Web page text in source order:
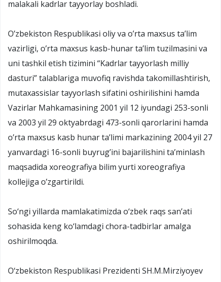
malakali kadrlar tayyorlay boshladi.
O’zbekiston Respublikasi oliy va o’rta maxsus ta’lim
vazirligi, o’rta maxsus kasb-hunar ta’lim tuzilmasini va
uni tashkil etish tizimini “Kadrlar tayyorlash milliy
dasturi” talablariga muvofiq ravishda takomillashtirish,
mutaxassislar tayyorlash sifatini oshirilishini hamda
Vazirlar Mahkamasining 2001 yil 12 iyundagi 253-sonli
va 2003 yil 29 oktyabrdagi 473-sonli qarorlarini hamda
o’rta maxsus kasb hunar ta’limi markazining 2004 yil 27
yanvardagi 16-sonli buyrug’ini bajarilishini ta’minlash
maqsadida xoreografiya bilim yurti xoreografiya
kollejiga o’zgartirildi.
Sо‘ngi yillarda mamlakatimizda о‘zbek raqs san’ati
sohasida keng kо‘lamdagi chora-tadbirlar amalga
oshirilmoqda.
О‘zbekiston Respublikasi Prezidenti SH.M.Mirziyoyev